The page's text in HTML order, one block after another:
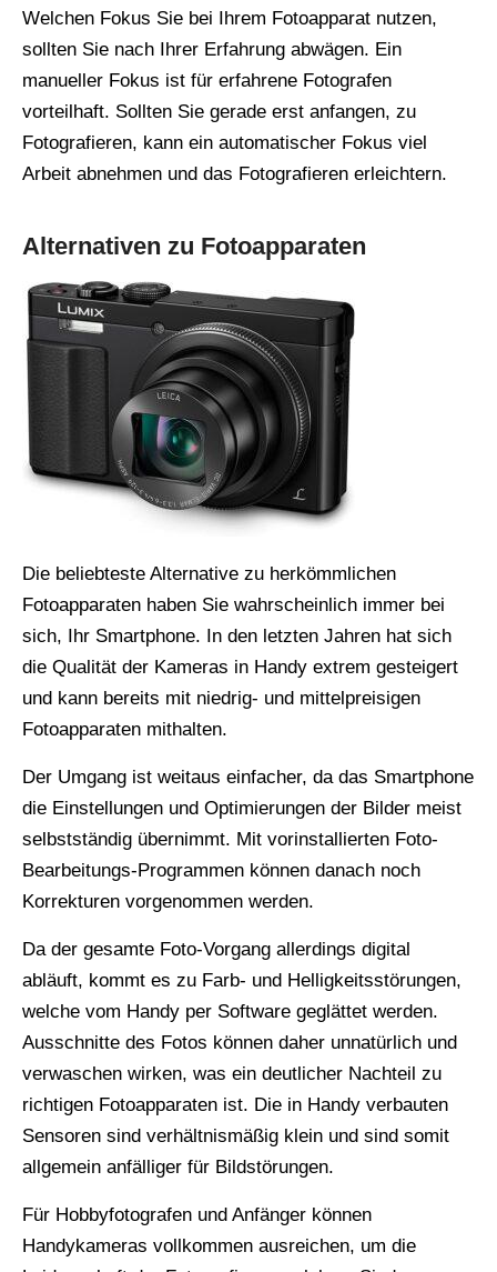
Welchen Fokus Sie bei Ihrem Fotoapparat nutzen,
sollten Sie nach Ihrer Erfahrung abwägen. Ein
manueller Fokus ist für erfahrene Fotografen
vorteilhaft. Sollten Sie gerade erst anfangen, zu
Fotografieren, kann ein automatischer Fokus viel
Arbeit abnehmen und das Fotografieren erleichtern.
Alternativen zu Fotoapparaten
Die beliebteste Alternative zu herkömmlichen
Fotoapparaten haben Sie wahrscheinlich immer bei
sich, Ihr Smartphone. In den letzten Jahren hat sich
die Qualität der Kameras in Handy extrem gesteigert
und kann bereits mit niedrig- und mittelpreisigen
Fotoapparaten mithalten.
Der Umgang ist weitaus einfacher, da das Smartphone
die Einstellungen und Optimierungen der Bilder meist
selbstständig übernimmt. Mit vorinstallierten Foto-
Bearbeitungs-Programmen können danach noch
Korrekturen vorgenommen werden.
Da der gesamte Foto-Vorgang allerdings digital
abläuft, kommt es zu Farb- und Helligkeitsstörungen,
welche vom Handy per Software geglättet werden.
Ausschnitte des Fotos können daher unnatürlich und
verwaschen wirken, was ein deutlicher Nachteil zu
richtigen Fotoapparaten ist. Die in Handy verbauten
Sensoren sind verhältnismäßig klein und sind somit
allgemein anfälliger für Bildstörungen.
Für Hobbyfotografen und Anfänger können
Handykameras vollkommen ausreichen, um die